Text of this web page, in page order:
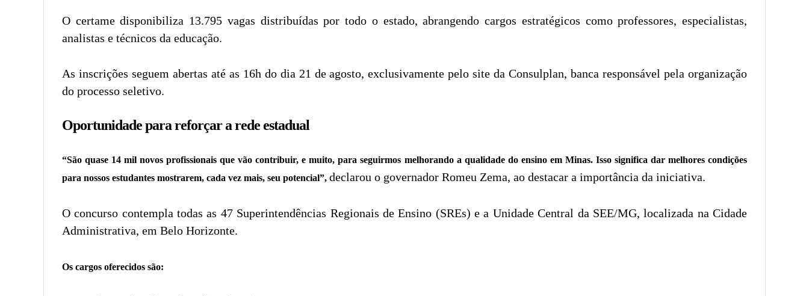
O certame disponibiliza 13.795 vagas distribuídas por todo o estado, abrangendo cargos estratégicos como professores, especialistas,
analistas e técnicos da educação.
As inscrições seguem abertas até as 16h do dia 21 de agosto, exclusivamente pelo site da Consulplan, banca responsável pela organização
do processo seletivo.
Oportunidade para reforçar a rede estadual
“São quase 14 mil novos profissionais que vão contribuir, e muito, para seguirmos melhorando a qualidade do ensino em Minas. Isso significa dar melhores condições
para nossos estudantes mostrarem, cada vez mais, seu potencial”, declarou o governador Romeu Zema, ao destacar a importância da iniciativa.
O concurso contempla todas as 47 Superintendências Regionais de Ensino (SREs) e a Unidade Central da SEE/MG, localizada na Cidade
Administrativa, em Belo Horizonte.
Os cargos oferecidos são: